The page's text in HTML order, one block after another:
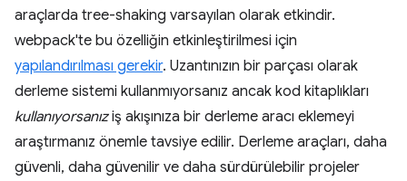
araçlarda tree-shaking varsayılan olarak etkindir.
webpack'te bu özelliğin etkinleştirilmesi için
yapılandırılması gerekir. Uzantınızın bir parçası olarak
derleme sistemi kullanmıyorsanız ancak kod kitaplıkları
kullanıyorsanıziş akışınıza bir derleme aracı eklemeyi
araştırmanız önemle tavsiye edilir. Derleme araçları, daha
güvenli, daha güvenilir ve daha sürdürülebilir projeler